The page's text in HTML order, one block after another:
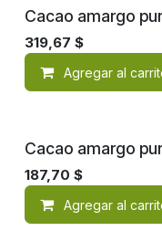
Cacao amargo
319,67 $
Agregar al
Cacao amargo
187,70 $
Agregar al